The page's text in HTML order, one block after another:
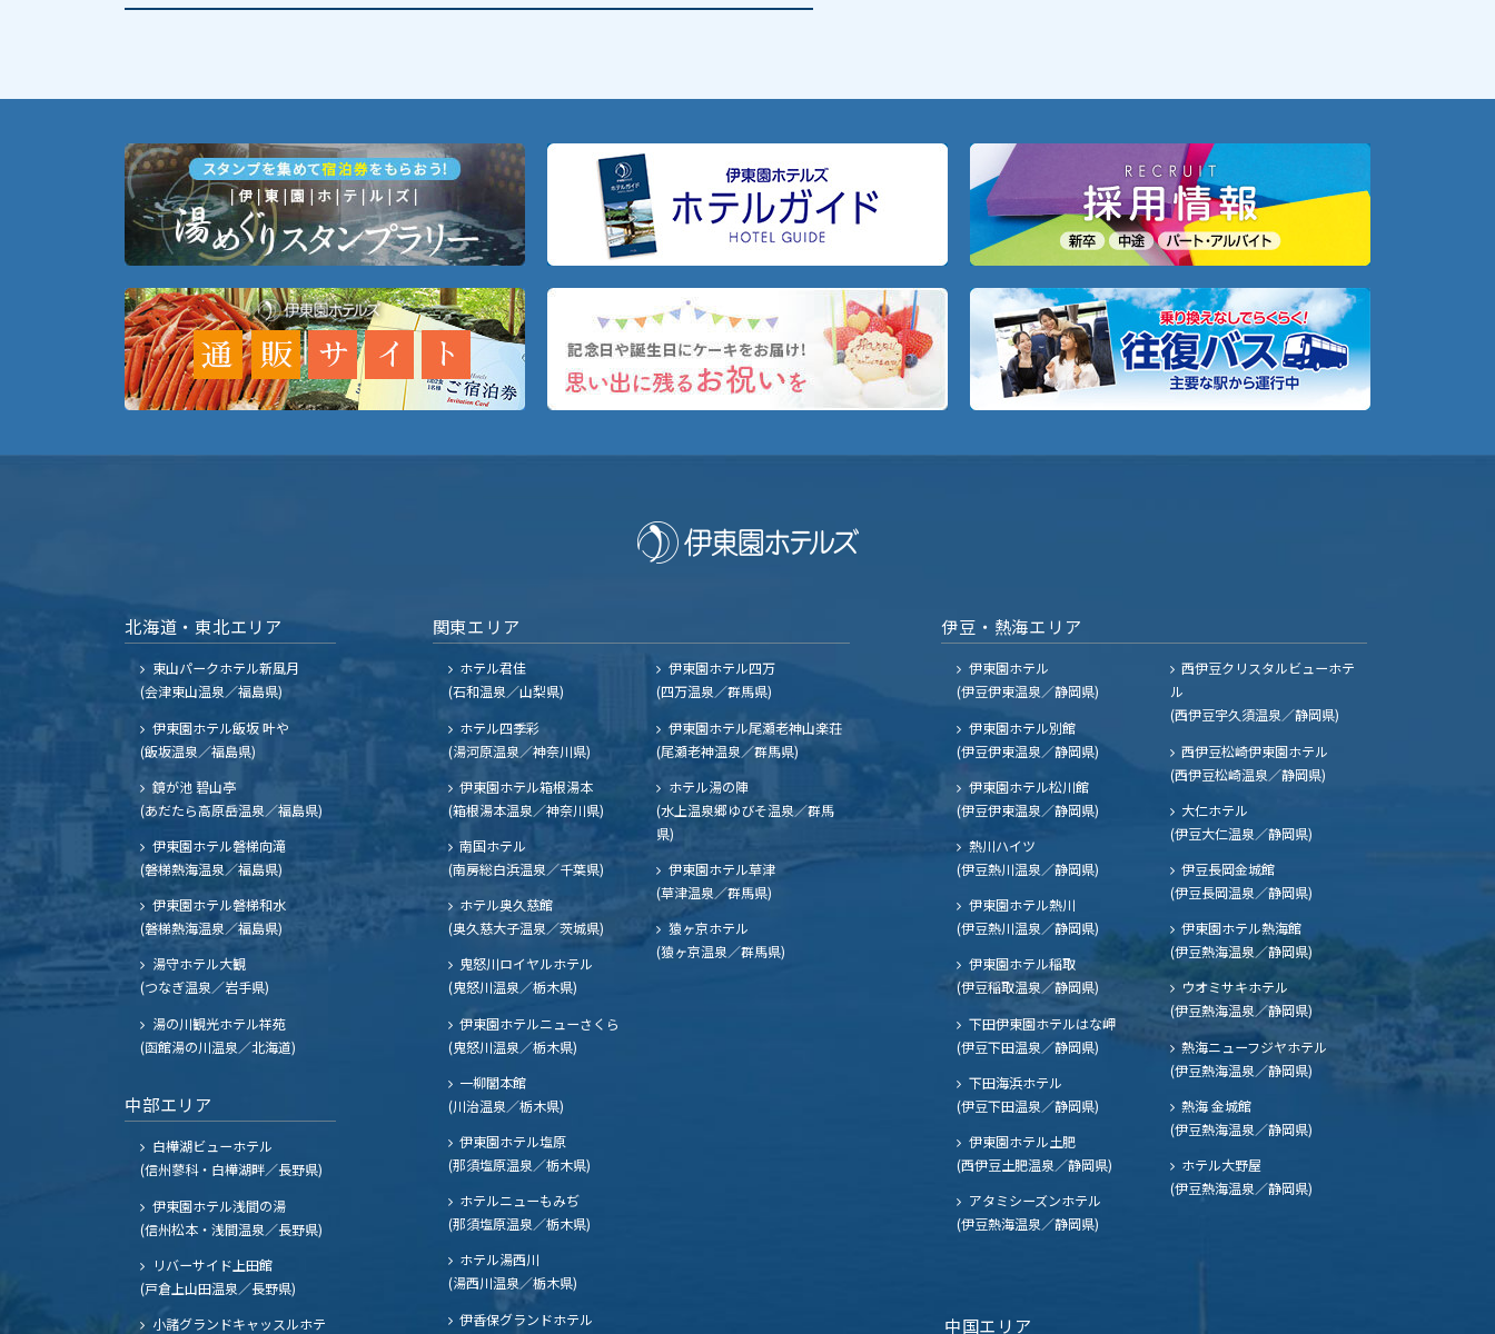
北海道・東北エリア
東山パークホテル新風月
(会津東山温泉／福島県)
伊東園ホテル飯坂 叶や
(飯坂温泉／福島県)
鏡が池 碧山亭
(あだたら高原岳温泉／福島県)
伊東園ホテル磐梯向滝
(磐梯熱海温泉／福島県)
伊東園ホテル磐梯和水
(磐梯熱海温泉／福島県)
湯守ホテル大観
(つなぎ温泉／岩手県)
湯の川観光ホテル祥苑
(函館湯の川温泉／北海道)
中部エリア
白樺湖ビューホテル
(信州蓼科・白樺湖畔／長野県)
伊東園ホテル浅間の湯
(信州松本・浅間温泉／長野県)
リバーサイド上田館
(戸倉上山田温泉／長野県)
小諸グランドキャッスルホテ
関東エリア
ホテル君佳
(石和温泉／山梨県)
ホテル四季彩
(湯河原温泉／神奈川県)
伊東園ホテル箱根湯本
(箱根湯本温泉／神奈川県)
南国ホテル
(南房総白浜温泉／千葉県)
ホテル奥久慈館
(奥久慈大子温泉／茨城県)
鬼怒川ロイヤルホテル
(鬼怒川温泉／栃木県)
伊東園ホテルニューさくら
(鬼怒川温泉／栃木県)
一柳閣本館
(川治温泉／栃木県)
伊東園ホテル塩原
(那須塩原温泉／栃木県)
ホテルニューもみぢ
(那須塩原温泉／栃木県)
ホテル湯西川
(湯西川温泉／栃木県)
伊香保グランドホテル
伊東園ホテル四万
(四万温泉／群馬県)
伊東園ホテル尾瀬老神山楽荘
(尾瀬老神温泉／群馬県)
ホテル湯の陣
(水上温泉郷ゆびそ温泉／群馬
県)
伊東園ホテル草津
(草津温泉／群馬県)
猿ヶ京ホテル
(猿ヶ京温泉／群馬県)
伊豆・熱海エリア
伊東園ホテル
(伊豆伊東温泉／静岡県)
伊東園ホテル別館
(伊豆伊東温泉／静岡県)
伊東園ホテル松川館
(伊豆伊東温泉／静岡県)
熱川ハイツ
(伊豆熱川温泉／静岡県)
伊東園ホテル熱川
(伊豆熱川温泉／静岡県)
伊東園ホテル稲取
(伊豆稲取温泉／静岡県)
下田伊東園ホテルはな岬
(伊豆下田温泉／静岡県)
下田海浜ホテル
(伊豆下田温泉／静岡県)
伊東園ホテル土肥
(西伊豆土肥温泉／静岡県)
西伊豆クリスタルビューホテ
ル
(西伊豆宇久須温泉／静岡県)
西伊豆松崎伊東園ホテル
(西伊豆松崎温泉／静岡県)
大仁ホテル
(伊豆大仁温泉／静岡県)
伊豆長岡金城館
(伊豆長岡温泉／静岡県)
伊東園ホテル熱海館
(伊豆熱海温泉／静岡県)
ウオミサキホテル
(伊豆熱海温泉／静岡県)
熱海ニューフジヤホテル
(伊豆熱海温泉／静岡県)
熱海 金城館
(伊豆熱海温泉／静岡県)
ホテル大野屋
(伊豆熱海温泉／静岡県)
アタミシーズンホテル
(伊豆熱海温泉／静岡県)
中国エリア